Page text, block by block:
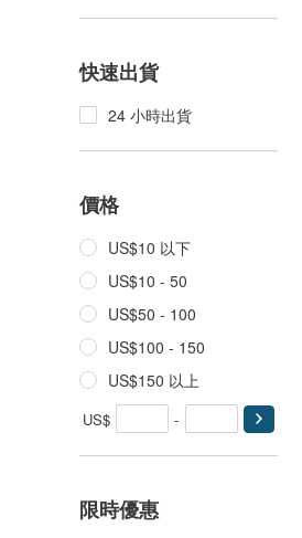
快速出貨
24 小時出貨
價格
US$10 以下
US$10 - 50
US$50 - 100
US$100 - 150
US$150 以上
US$ -
限時優惠